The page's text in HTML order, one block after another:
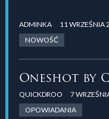
ADMINKA
11 WRZEŚNIA
NOWOŚĆ
Oneshot by
QUICKDROO
7
OPOWIADANIA